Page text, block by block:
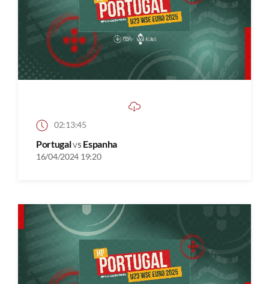
02:13:45
Portugalvs Espanha
16/04/2024 19:20